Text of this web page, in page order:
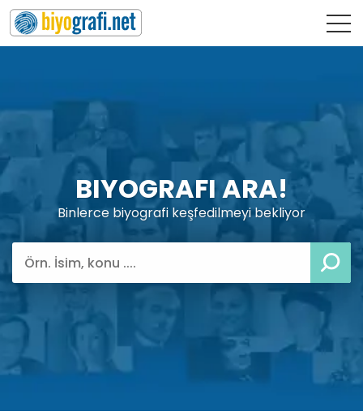
BIYOGRAFI ARA!
Binlerce biyografi keşfedilmeyi bekliyor